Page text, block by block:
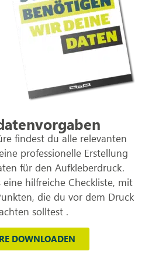
findest du alle relevanten
professionelle Erstellung
für den Aufkleberdruck.
hilfreiche Checkliste, mit
die du vor dem Druck
solltest .
DOWNLOADEN